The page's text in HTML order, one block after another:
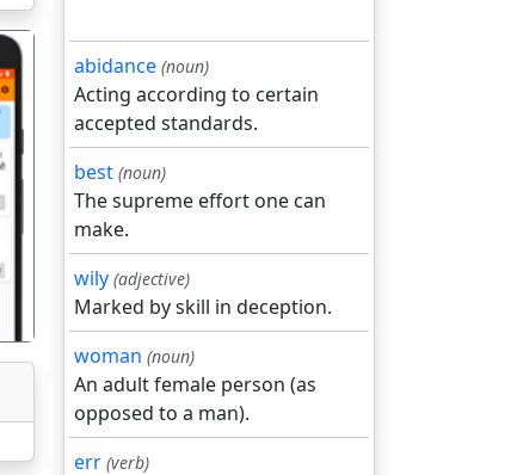
abidance (noun)
Acting according to certain
accepted standards.
best (noun)
The supreme effort one can
make.
wily (adjective)
Marked by skill in deception.
woman (noun)
An adult female person (as
opposed to a man).
err (verb)